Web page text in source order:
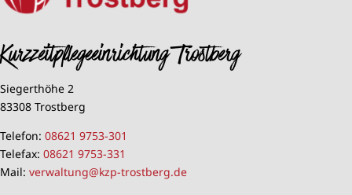
Kurzzeitpflegeeinrichtung Trostberg
Siegerthöhe 2
83308 Trostberg
Telefon: 08621 9753-301
Telefax: 08621 9753-331
Mail: verwaltung@kzp-trostberg.de